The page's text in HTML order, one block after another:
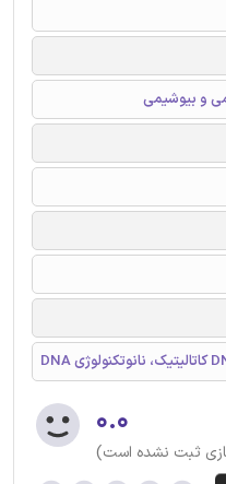
و بیوشیمی
۰.۰
ثبت نشده است)